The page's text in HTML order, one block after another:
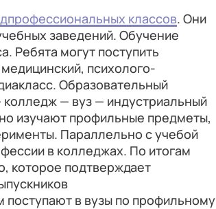
классов. Они
заведений. Обучение
Ребята могут поступить
психолого-
Образовательный
— вуз — индустриальный
изучают профильные предметы,
Параллельно с учебой
в колледжах. По итогам
которое подтверждает
поступают в вузы по профильному